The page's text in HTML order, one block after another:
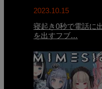
2023.10.15
寝起き0秒で電話に
を出すフブ…